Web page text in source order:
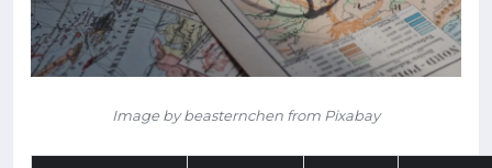
Image by beasternchen from Pixabay